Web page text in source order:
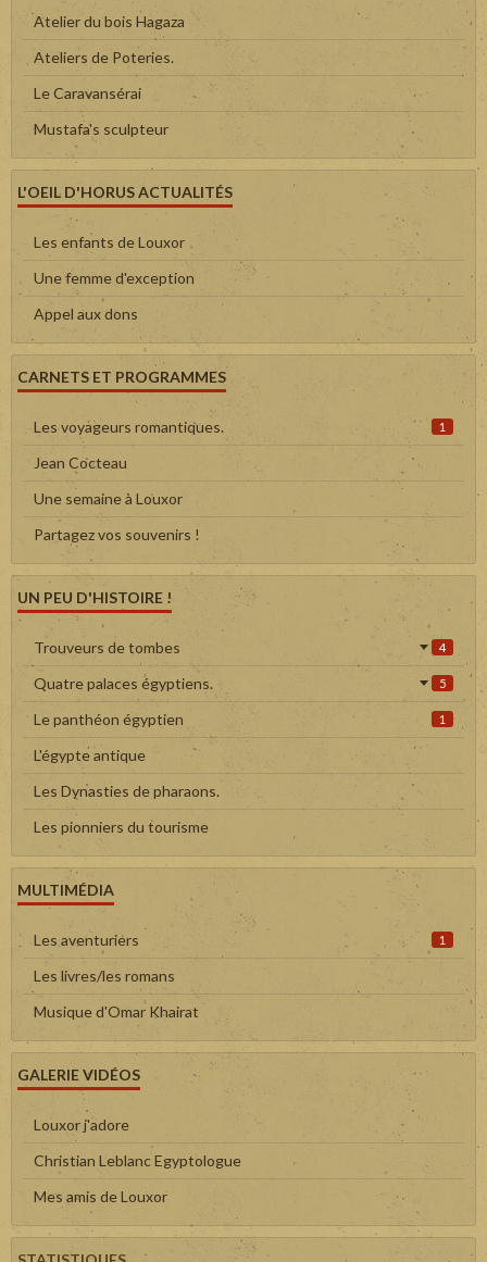
Atelier du bois Hagaza
Ateliers de Poteries.
Le Caravansérai
Mustafa's sculpteur
L'OEIL D'HORUS ACTUALITÉS
Les enfants de Louxor
Une femme d'exception
Appel aux dons
CARNETS ET PROGRAMMES
Les voyageurs romantiques. 1
Jean Cocteau
Une semaine à Louxor
Partagez vos souvenirs !
UN PEU D'HISTOIRE !
Trouveurs de tombes 4
Quatre palaces égyptiens. 5
Le panthéon égyptien 1
L'égypte antique
Les Dynasties de pharaons.
Les pionniers du tourisme
MULTIMÉDIA
Les aventuriers 1
Les livres/les romans
Musique d'Omar Khairat
GALERIE VIDÉOS
Louxor j'adore
Christian Leblanc Egyptologue
Mes amis de Louxor